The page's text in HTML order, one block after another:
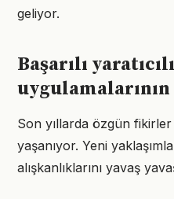
geliyor.
Başarılı
Son yıllarda özgün
yaşanıyor. Yeni
alışkanlıklarını yavaş